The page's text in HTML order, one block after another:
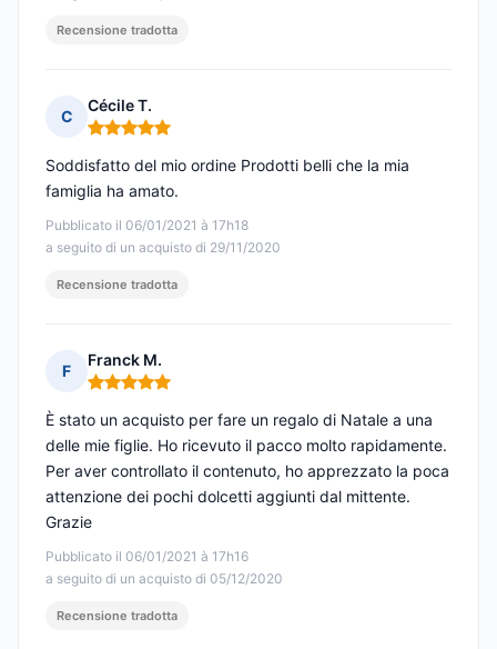
Recensione tradotta
C
Cécile T.
Nota: 5 su 5
Pubblicato il 06/01/2021 à 17h18
a seguito di un acquisto di 29/11/2020
Soddisfatto del mio ordine Prodotti belli che la mia
famiglia ha amato.
Recensione tradotta
F
Franck M.
Nota: 5 su 5
Pubblicato il 06/01/2021 à 17h16
a seguito di un acquisto di 05/12/2020
È stato un acquisto per fare un regalo di Natale a una
delle mie figlie. Ho ricevuto il pacco molto rapidamente.
Per aver controllato il contenuto, ho apprezzato la poca
attenzione dei pochi dolcetti aggiunti dal mittente.
Grazie
Recensione tradotta